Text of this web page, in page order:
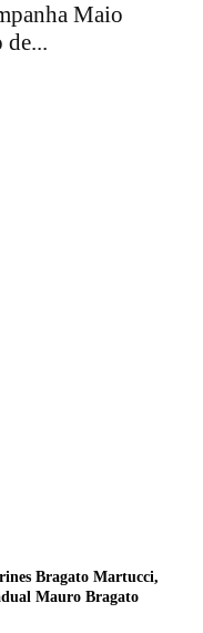
Maio
de...
Bragato Martucci,
Mauro Bragato